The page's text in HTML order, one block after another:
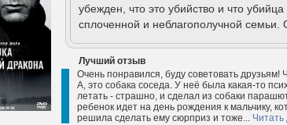
убежден, что это убийство и что
сплоченной и неблагополучной семьи.
Лучший отзыв
Очень понравился, буду советовать друзьям!
А, это собака соседа. У неё была какая-то
летать - страшно, и сделал из собаки
ребенок идет на день рождения к мальчику,
решила сделать ему сюрприз и тоже... Читать